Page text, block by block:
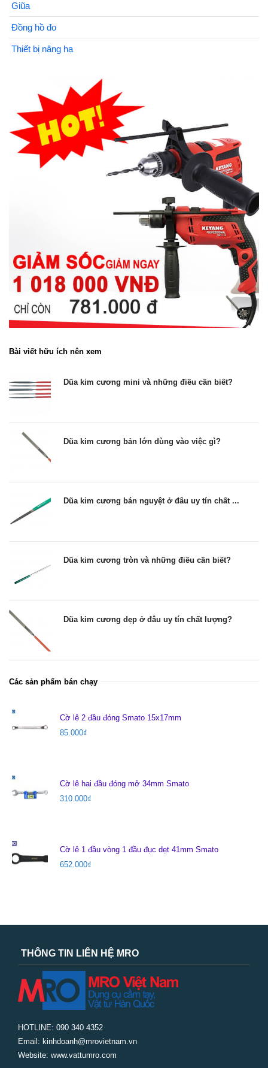
Giũa
Đồng hồ đo
Thiết bị nâng hạ
Bài viết hữu ích nên xem
Dũa kim cương mini và những điều cần biết?
Dũa kim cương bản lớn dùng vào việc gì?
Dũa kim cương bán nguyệt ở đâu uy tín chất ...
Dũa kim cương tròn và những điều cần biết?
Dũa kim cương dẹp ở đâu uy tín chất lượng?
Các sản phẩm bán chạy
Cờ lê 2 đầu đóng Smato 15x17mm
85.000₫
Cờ lê hai đầu đóng mở 34mm Smato
310.000₫
Cờ lê 1 đầu vòng 1 đầu đục dẹt 41mm Smato
652.000₫
THÔNG TIN LIÊN HỆ MRO
HOTLINE: 090 340 4352
Email: kinhdoanh@mrovietnam.vn
Website: www.vattumro.com